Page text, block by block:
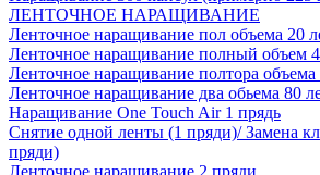
ЛЕНТОЧНОЕ НАРАЩИВАНИЕ
Ленточное наращивание пол объема 20
Ленточное наращивание полный объем
Ленточное наращивание полтора объема
Ленточное наращивание два обьема 80
Наращивание One Touch Air 1 прядь
Снятие одной ленты (1 пряди)/ Замена
пряди)
Ленточное наращивание 2 пряди